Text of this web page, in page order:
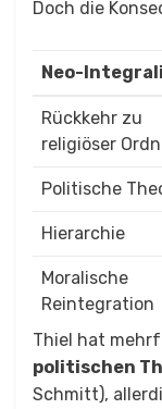
Doch die
Neo-
Rückkehr zu
religiöser
Politische
Hierarchie
Moralische
Reintegration
Thiel hat
politischen
Schmitt),